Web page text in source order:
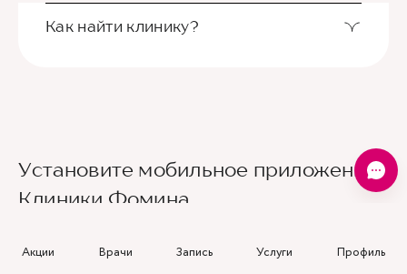
Как найти клинику?
Если вы или ваши родственники относитесь к
категории людей маломобильных граждан,
ограниченных в передвижении, и хотите лично
могли встретить вас у машины и создать
Установите мобильное приложение
Клиники Фомина
Акции Врачи Запись Услуги Профиль